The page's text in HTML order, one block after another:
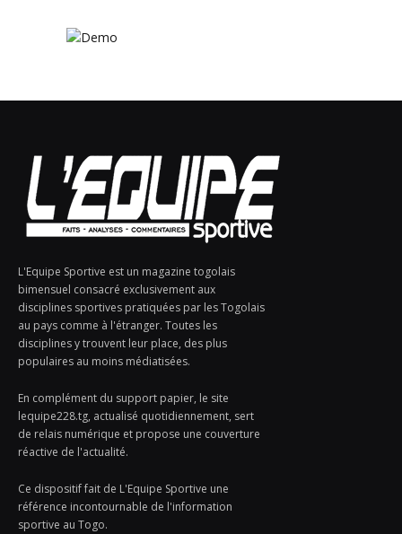
L'Equipe Sportive est un magazine togolais
bimensuel consacré exclusivement aux
disciplines sportives pratiquées par les Togolais
au pays comme à l'étranger. Toutes les
disciplines y trouvent leur place, des plus
populaires au moins médiatisées.
En complément du support papier, le site
lequipe228.tg, actualisé quotidiennement, sert
de relais numérique et propose une couverture
réactive de l'actualité.
Ce dispositif fait de L'Equipe Sportive une
référence incontournable de l'information
sportive au Togo.